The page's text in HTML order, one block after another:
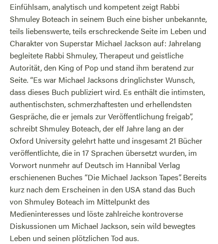
Einfühlsam, analytisch und kompetent zeigt Rabbi
Shmuley Boteach in seinem Buch eine bisher unbekannte,
teils liebenswerte, teils erschreckende Seite im Leben und
Charakter von Superstar Michael Jackson auf: Jahrelang
begleitete Rabbi Shmuley, Therapeut und geistliche
Autorität, den King of Pop und stand ihm beratend zur
Seite. “Es war Michael Jacksons dringlichster Wunsch,
dass dieses Buch publiziert wird. Es enthält die intimsten,
authentischsten, schmerzhaftesten und erhellendsten
Gespräche, die er jemals zur Veröffentlichung freigab”,
schreibt Shmuley Boteach, der elf Jahre lang an der
Oxford University gelehrt hatte und insgesamt 21 Bücher
veröffentlichte, die in 17 Sprachen übersetzt wurden, im
Vorwort nunmehr auf Deutsch im Hannibal Verlag
erschienenen Buches “Die Michael Jackson Tapes”. Bereits
kurz nach dem Erscheinen in den USA stand das Buch
von Shmuley Boteach im Mittelpunkt des
Medieninteresses und löste zahlreiche kontroverse
Diskussionen um Michael Jackson, sein wild bewegtes
Leben und seinen plötzlichen Tod aus.